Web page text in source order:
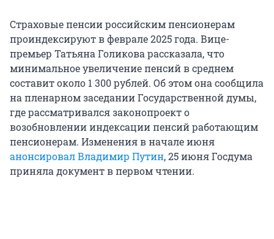
Страховые пенсии российским пенсионерам
проиндексируют в феврале 2025 года. Вице-
премьер Татьяна Голикова рассказала, что
минимальное увеличение пенсий в среднем
составит около 1 300 рублей. Об этом она сообщила
на пленарном заседании Государственной думы,
где рассматривался законопроект о
возобновлении индексации пенсий работающим
пенсионерам. Изменения в начале июня
анонсировал Владимир Путин, 25 июня Госдума
приняла документ в первом чтении.